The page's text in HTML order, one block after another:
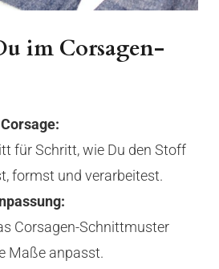
im Corsagen-
für Schritt, wie Du den Stoff
formst und verarbeitest.
Corsagen-Schnittmuster
Maße anpasst.